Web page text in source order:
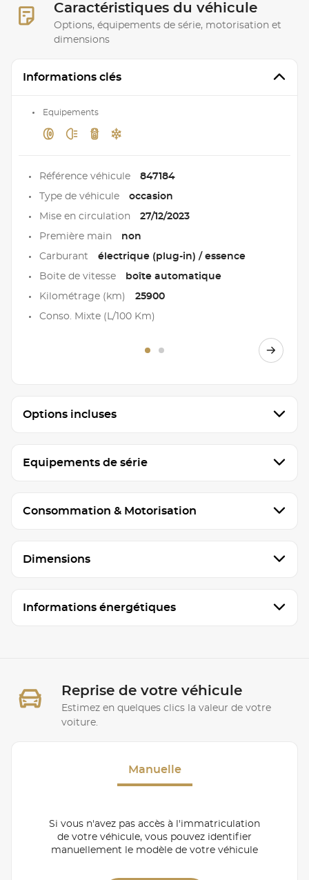
Caractéristiques du véhicule
Options, équipements de série, motorisation et
dimensions
Informations clés
Equipements
Référence véhicule 847184
Type de véhicule occasion
Mise en circulation 27/12/2023
Première main non
Carburant électrique (plug-in) / essence
Boite de vitesse boîte automatique
Kilométrage (km) 25900
Conso. Mixte (L/100 Km)
Options incluses
Equipements de série
Consommation & Motorisation
Dimensions
Informations énergétiques
Reprise de votre véhicule
Estimez en quelques clics la valeur de votre
voiture.
Manuelle
Si vous n'avez pas accès à l'immatriculation
de votre véhicule, vous pouvez identifier
manuellement le modèle de votre véhicule